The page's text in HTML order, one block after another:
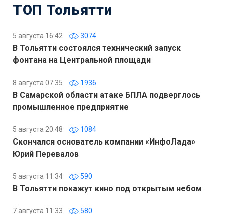
ТОП Тольятти
5 августа 16:42 3074
В Тольятти состоялся технический запуск
фонтана на Центральной площади
8 августа 07:35 1936
В Самарской области атаке БПЛА подверглось
промышленное предприятие
5 августа 20:48 1084
Скончался основатель компании «ИнфоЛада»
Юрий Перевалов
5 августа 11:34 590
В Тольятти покажут кино под открытым небом
7 августа 11:33 580